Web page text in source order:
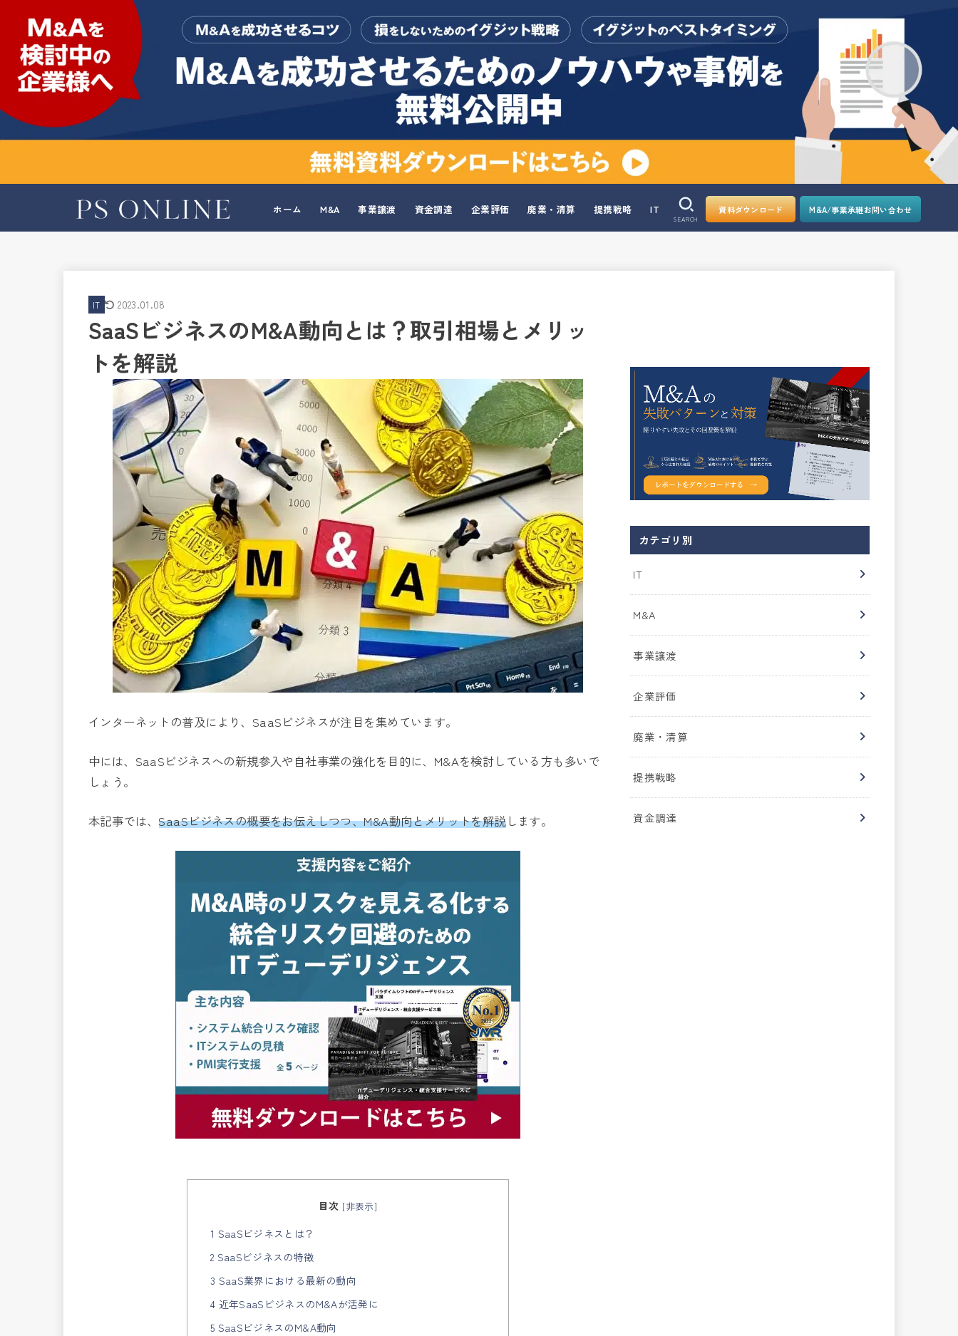
ホーム M&A 事業譲渡 資金調達 企業評価 廃業・清算 提携戦略 IT
SEARCH
資料ダウンロード M&A/事業承継お問い合わせ
IT 2023.01.08
SaaSビジネスのM&A動向とは？取引相場とメリッ
トを解説
インターネットの普及により、SaaSビジネスが注目を集めています。
中には、SaaSビジネスへの新規参入や自社事業の強化を目的に、M&Aを検討している方も多いで
しょう。
本記事では、SaaSビジネスの概要をお伝えしつつ、M&A動向とメリットを解説します。
目次 [非表示]
1 SaaSビジネスとは？
2 SaaSビジネスの特徴
3 SaaS業界における最新の動向
4 近年SaaSビジネスのM&Aが活発に
5 SaaSビジネスのM&A動向
カテゴリ別
IT
M&A
事業譲渡
企業評価
廃業・清算
提携戦略
資金調達